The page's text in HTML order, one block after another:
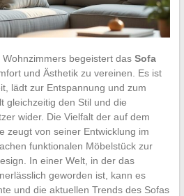
begeistert das Sofa
und Ästhetik zu vereinen. Es ist
lädt zur Entspannung und zum
gleichzeitig den Stil und die
wider. Die Vielfalt der auf dem
zeugt von seiner Entwicklung im
funktionalen Möbelstück zur
In einer Welt, in der das
geworden ist, kann es
und die aktuellen Trends des Sofas